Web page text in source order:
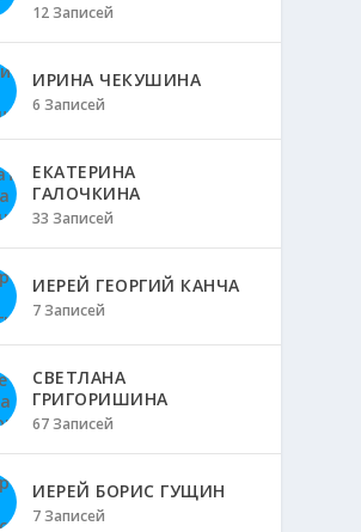
12 Записей
ИРИНА ЧЕКУШИНА
6 Записей
ЕКАТЕРИНА
ГАЛОЧКИНА
33 Записей
ИЕРЕЙ ГЕОРГИЙ КАНЧА
7 Записей
СВЕТЛАНА
ГРИГОРИШИНА
67 Записей
ИЕРЕЙ БОРИС ГУЩИН
7 Записей